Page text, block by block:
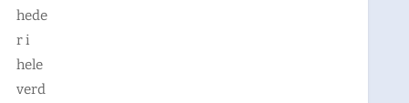
hede
r i
hele
verd